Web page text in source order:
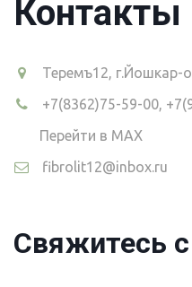
Контакты
Теремъ12, г.Йошкар-
+7(8362)75-59-00,
Перейти в MAX
fibrolit12@inbox.ru
Свяжитесь